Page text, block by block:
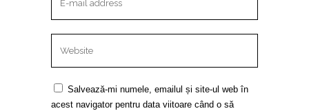
Salvează-mi numele, emailul și site-ul web în
acest navigator pentru data viitoare când o să